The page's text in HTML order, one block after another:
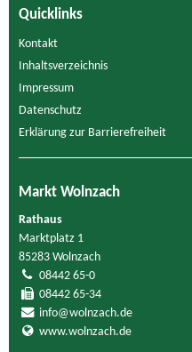
Quicklinks
Kontakt
Inhaltsverzeichnis
Impressum
Datenschutz
Erklärung zur Barrierefreiheit
Markt Wolnzach
Rathaus
Marktplatz 1
85283 Wolnzach
08442 65-0
08442 65-34
info@wolnzach.de
www.wolnzach.de